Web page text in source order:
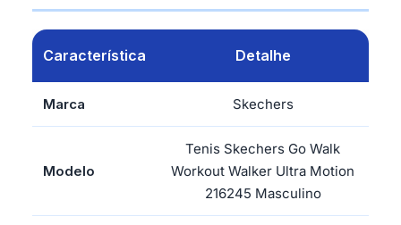
Característica Detalhe
Marca Skechers
Modelo
Tenis Skechers Go Walk
Workout Walker Ultra Motion
216245 Masculino